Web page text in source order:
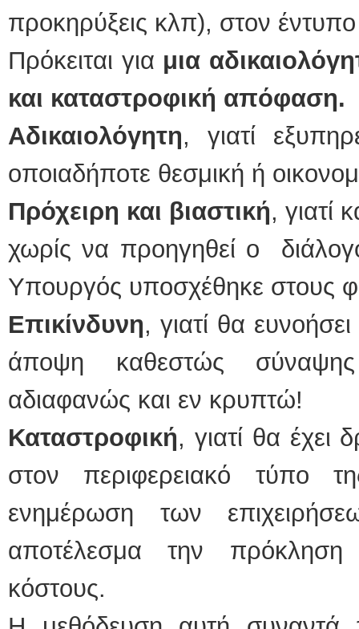
προκηρύξεις κλπ), στον
Πρόκειται για μια
και καταστροφική απόφαση.
Αδικαιολόγητη, γιατί
οποιαδήποτε θεσμική ή
Πρόχειρη και βιαστική, γιατί
χωρίς να προηγηθεί ο
Υπουργός υποσχέθηκε στους
Επικίνδυνη, γιατί θα
άποψη καθεστώς
αδιαφανώς και εν κρυπτώ!
Καταστροφική, γιατί θα έχει
στον περιφερειακό τύπο
ενημέρωση των
αποτέλεσμα την πρόκληση
κόστους.